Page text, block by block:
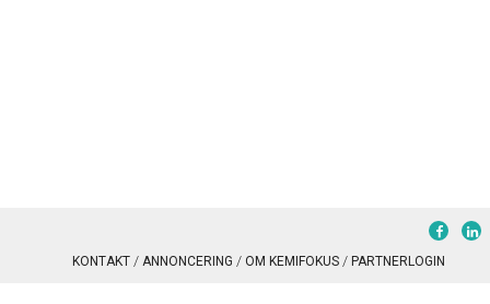
KONTAKT ANNONCERING OM KEMIFOKUS PARTNERLOGIN